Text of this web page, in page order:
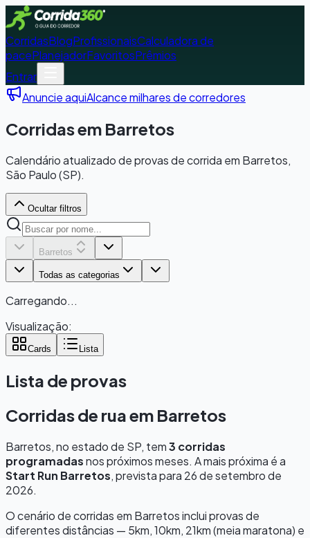
CorridasBlogProfissionaisCalculadora de
pacePlanejadorFavoritosPrêmios
Entrar
Anuncie aquiAlcance milhares de corredores
Corridas em Barretos
Calendário atualizado de provas de corrida em Barretos,
São Paulo (SP).
Ocultar filtros
Barretos
Todas as categorias
Carregando...
Visualização:
Cards Lista
Lista de provas
Corridas de rua em Barretos
Barretos, no estado de SP, tem3 corridas
programadasnos próximos meses. A mais próxima é a
Start Run Barretos, prevista para 26 de setembro de
2026.
O cenário de corridas em Barretosinclui provas de
diferentes distâncias — 5km, 10km, 21km (meia maratona) e